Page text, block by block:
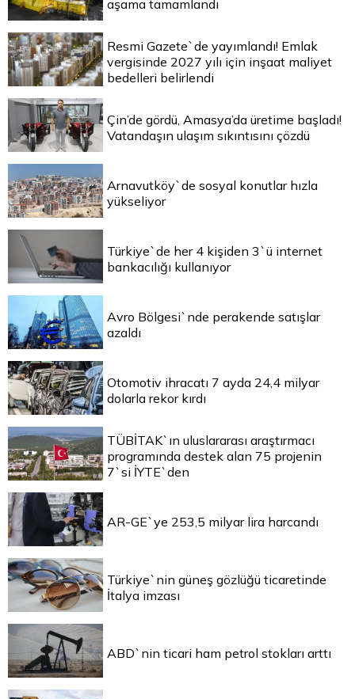
aşama tamamlandı
Resmi Gazete`de yayımlandı! Emlak
vergisinde 2027 yılı için inşaat maliyet
bedelleri belirlendi
Çin’de gördü, Amasya’da üretime başladı!
Vatandaşın ulaşım sıkıntısını çözdü
Arnavutköy`de sosyal konutlar hızla
yükseliyor
Türkiye`de her 4 kişiden 3`ü internet
bankacılığı kullanıyor
Avro Bölgesi`nde perakende satışlar
azaldı
Otomotiv ihracatı 7 ayda 24,4 milyar
dolarla rekor kırdı
TÜBİTAK`ın uluslararası araştırmacı
programında destek alan 75 projenin
7`si İYTE`den
AR-GE`ye 253,5 milyar lira harcandı
Türkiye`nin güneş gözlüğü ticaretinde
İtalya imzası
ABD`nin ticari ham petrol stokları arttı